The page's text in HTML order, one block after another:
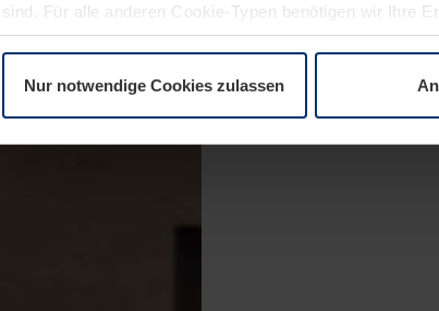
sind. Für alle anderen Cookie-Typen benötigen wir Ihre
Erläuterung auf der SeiteDatenschutzerklärungunserer
Nur notwendige Cookies zulassen